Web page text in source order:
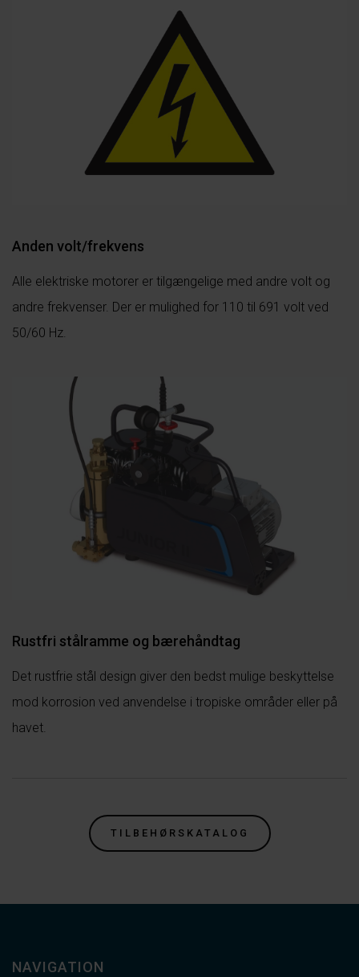
Anden volt/frekvens
Alle elektriske motorer er tilgængelige med andre volt og
andre frekvenser. Der er mulighed for 110 til 691 volt ved
50/60 Hz.
Rustfri stålramme og bærehåndtag
Det rustfrie stål design giver den bedst mulige beskyttelse
mod korrosion ved anvendelse i tropiske områder eller på
havet.
TILBEHØRSKATALOG
NAVIGATION